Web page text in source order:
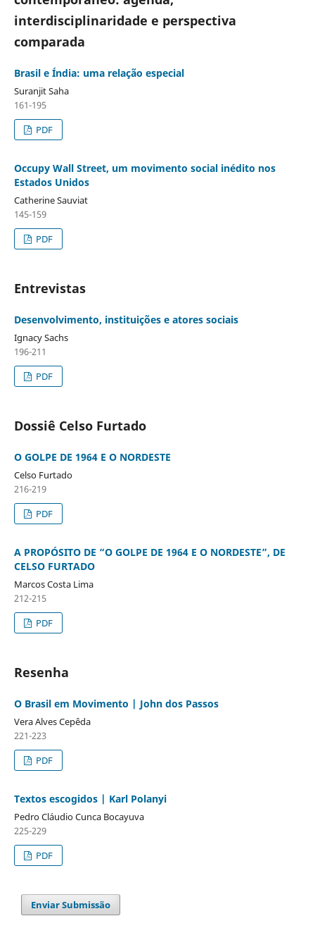
interdisciplinaridade e perspectiva
comparada
Brasil e Índia: uma relação especial
Suranjit Saha
161-195
PDF
Occupy Wall Street, um movimento social inédito nos
Estados Unidos
Catherine Sauviat
145-159
PDF
Entrevistas
Desenvolvimento, instituições e atores sociais
Ignacy Sachs
196-211
PDF
Dossiê Celso Furtado
O GOLPE DE 1964 E O NORDESTE
Celso Furtado
216-219
PDF
A PROPÓSITO DE “O GOLPE DE 1964 E O NORDESTE”, DE
CELSO FURTADO
Marcos Costa Lima
212-215
PDF
Resenha
O Brasil em Movimento | John dos Passos
Vera Alves Cepêda
221-223
PDF
Textos escogidos | Karl Polanyi
Pedro Cláudio Cunca Bocayuva
225-229
PDF
Enviar Submissão